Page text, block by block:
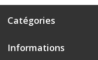
Catégories
Informations